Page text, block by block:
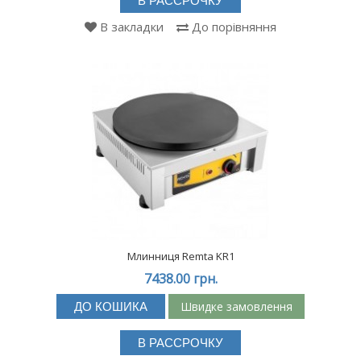
В закладки До порівняння
Млинниця Remta KR1
7438.00 грн.
ДО КОШИКА Швидке замовлення
В РАССРОЧКУ